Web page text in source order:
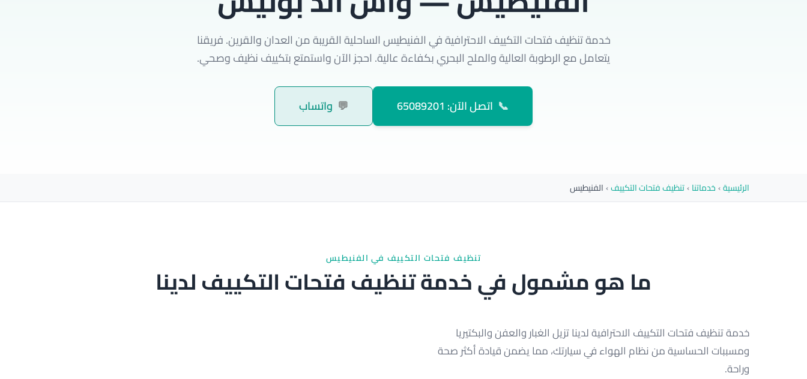
خدمة تنظيف فتحات التكييف الاحترافية في الفنيطيس الساحلية القريبة من العدان والقرين. فريقنا
يتعامل مع الرطوبة العالية والملح البحري بكفاءة عالية. احجز الآن واستمتع بتكييف نظيف وصحي.
📞 اتصل الآن: 65089201 💬 واتساب
الرئيسية›خدماتنا›تنظيف فتحات التكييف›الفنيطيس
تنظيف فتحات التكييف في الفنيطيس
ما هو مشمول في خدمة تنظيف فتحات التكييف لدينا
خدمة تنظيف فتحات التكييف الاحترافية لدينا تزيل الغبار والعفن والبكتيريا
ومسببات الحساسية من نظام الهواء في سيارتك، مما يضمن قيادة أكثر صحة
وراحة.